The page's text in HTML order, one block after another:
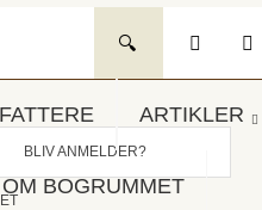
ARTIKLER
OM BOGRUMMET
BLIV ANMELDER?